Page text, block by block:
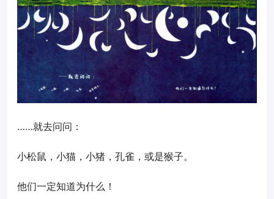
……就去问问：
小松鼠，小猫，小猪，孔雀，或是猴子。
他们一定知道为什么！